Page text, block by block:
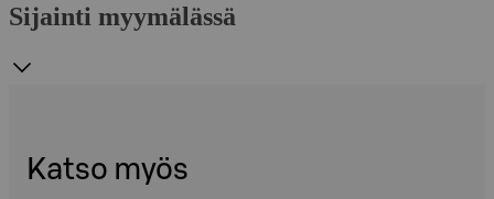
Sijainti myymälässä
Katso myös